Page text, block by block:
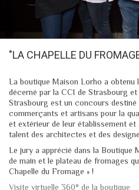
"LA CHAPELLE DU
La boutique Maison Lorho a obtenu
décerné par la CCI de Strasbourg
Strasbourg est un concours
commerçants et artisans pour la
et extérieur de leur établissement
talent des architectes et des
Le jury a apprécié dans la Boutique
de main et le plateau de fromages
Chapelle du Fromage » !
Visite virtuelle 360° de la boutique